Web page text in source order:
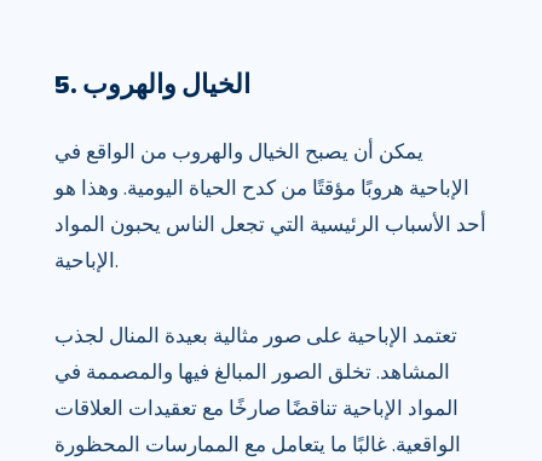
5. الخيال والهروب
يمكن أن يصبح الخيال والهروب من الواقع في
الإباحية هروبًا مؤقتًا من كدح الحياة اليومية. وهذا هو
أحد الأسباب الرئيسية التي تجعل الناس يحبون المواد
الإباحية.
تعتمد الإباحية على صور مثالية بعيدة المنال لجذب
المشاهد. تخلق الصور المبالغ فيها والمصممة في
المواد الإباحية تناقضًا صارخًا مع تعقيدات العلاقات
الواقعية. غالبًا ما يتعامل مع الممارسات المحظورة